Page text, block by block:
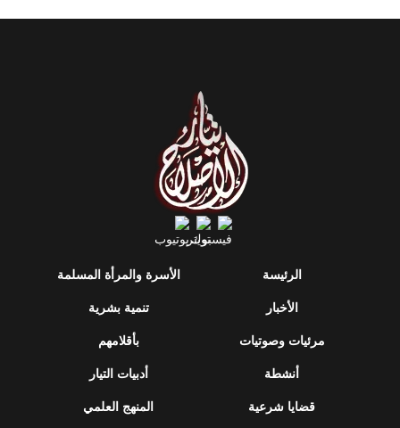
الرئيسة
الأخبار
مرئيات وصوتيات
أنشطة
قضايا شرعية
الأسرة والمرأة المسلمة
تنمية بشرية
بأقلامهم
أدبيات التيار
المنهج العلمي